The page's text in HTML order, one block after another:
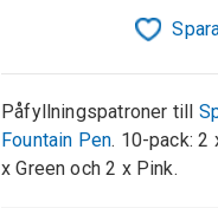
Påfyllningspatroner till
Fountain Pen. 10-pack: 2
x Green och 2 x Pink.